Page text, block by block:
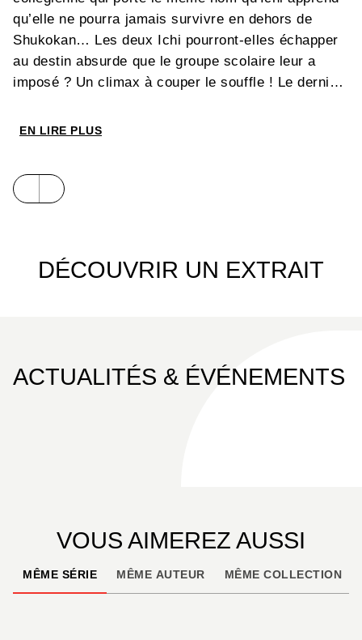
qu’elle ne pourra jamais survivre en dehors de
Shukokan… Les deux Ichi pourront-elles échapper
au destin absurde que le groupe scolaire leur a
imposé ? Un climax à couper le souffle ! Le dernier
lumière les inégalités de la société contemporaine.
EN LIRE PLUS
DÉCOUVRIR UN EXTRAIT
ACTUALITÉS & ÉVÉNEMENTS
VOUS AIMEREZ AUSSI
MÊME SÉRIE MÊME AUTEUR MÊME COLLECTION